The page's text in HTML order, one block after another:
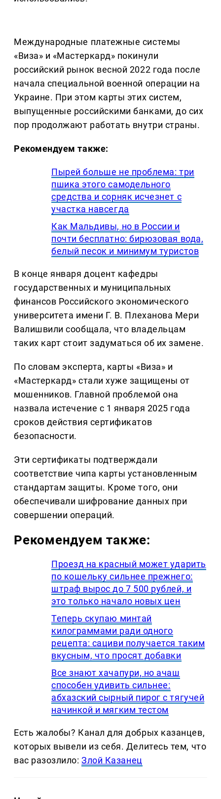
Международные платежные системы
«Виза» и «Мастеркард» покинули
российский рынок весной 2022 года после
начала специальной военной операции на
Украине. При этом карты этих систем,
выпущенные российскими банками, до сих
пор продолжают работать внутри страны.
Рекомендуем также:
Пырей больше не проблема: три
пшика этого самодельного
средства и сорняк исчезнет с
участка навсегда
Как Мальдивы, но в России и
почти бесплатно: бирюзовая вода,
белый песок и минимум туристов
В конце января доцент кафедры
государственных и муниципальных
финансов Российского экономического
университета имени Г. В. Плеханова Мери
Валишвили сообщала, что владельцам
таких карт стоит задуматься об их замене.
По словам эксперта, карты «Виза» и
«Мастеркард» стали хуже защищены от
мошенников. Главной проблемой она
назвала истечение с 1 января 2025 года
сроков действия сертификатов
безопасности.
Эти сертификаты подтверждали
соответствие чипа карты установленным
стандартам защиты. Кроме того, они
обеспечивали шифрование данных при
совершении операций.
Рекомендуем также:
Проезд на красный может ударить
по кошельку сильнее прежнего:
штраф вырос до 7 500 рублей, и
это только начало новых цен
Теперь скупаю минтай
килограммами ради одного
рецепта: сациви получается таким
вкусным, что просят добавки
Все знают хачапури, но ачаш
способен удивить сильнее:
абхазский сырный пирог с тягучей
начинкой и мягким тестом
Есть жалобы? Канал для добрых казанцев,
которых вывели из себя. Делитеcь тем, что
вас разозлило:Злой Казанец